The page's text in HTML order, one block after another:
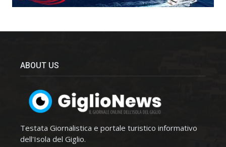
ABOUT US
Testata Giornalistica e portale turistico informativo
dell'Isola del Giglio.